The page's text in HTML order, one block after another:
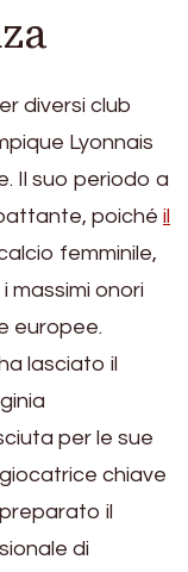
diversi club
Lyonnais
Il suo periodo a
poiché il
femminile,
onori
europee.
lasciato il
per le sue
chiave
il
di